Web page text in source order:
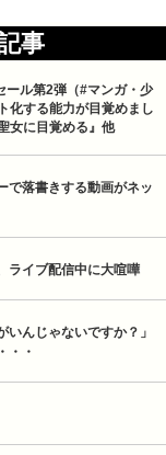
事
ール第2弾（#マンガ・少
化する能力が目覚めまし
女に目覚める』他
で落書きする動画がネッ
ライブ配信中に大喧嘩
んじゃないですか？」
・・